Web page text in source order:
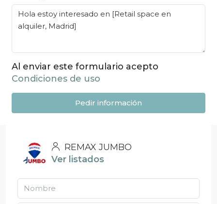
Al enviar este formulario acepto
Condiciones de uso
Pedir información
REMAX JUMBO
Ver listados